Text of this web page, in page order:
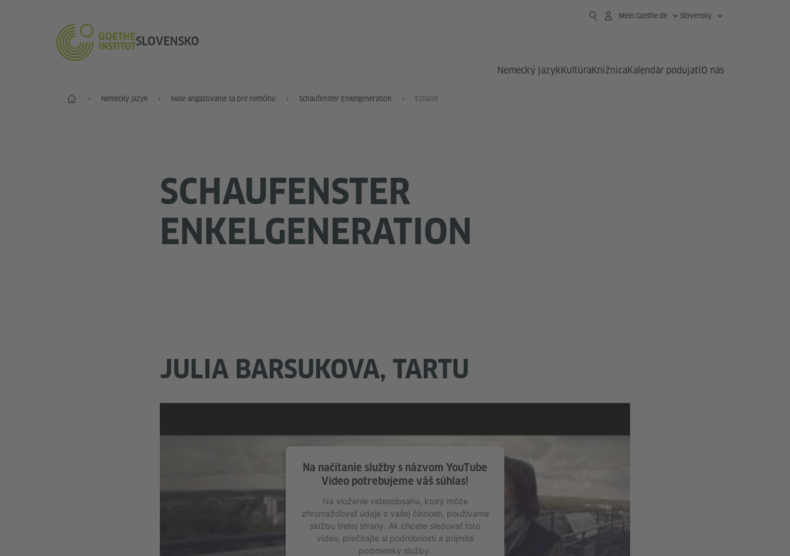
SLOVENSKO
Mein Goethe.de Slovensky
Nemecký jazykKultúraKnižnicaKalendár podujatíO nás
Štart Nemecký jazyk Naše angažovanie sa pre nemčinu Schaufenster Enkelgeneration Estland
SCHAUFENSTER
ENKELGENERATION
JULIA BARSUKOVA, TARTU
Na načítanie služby s názvom YouTube
Video potrebujeme váš súhlas!
Na vloženie videoobsahu, ktorý môže
zhromažďovať údaje o vašej činnosti, používame
službu tretej strany. Ak chcete sledovať toto
video, prečítajte si podrobnosti a prijmite
podmienky služby.